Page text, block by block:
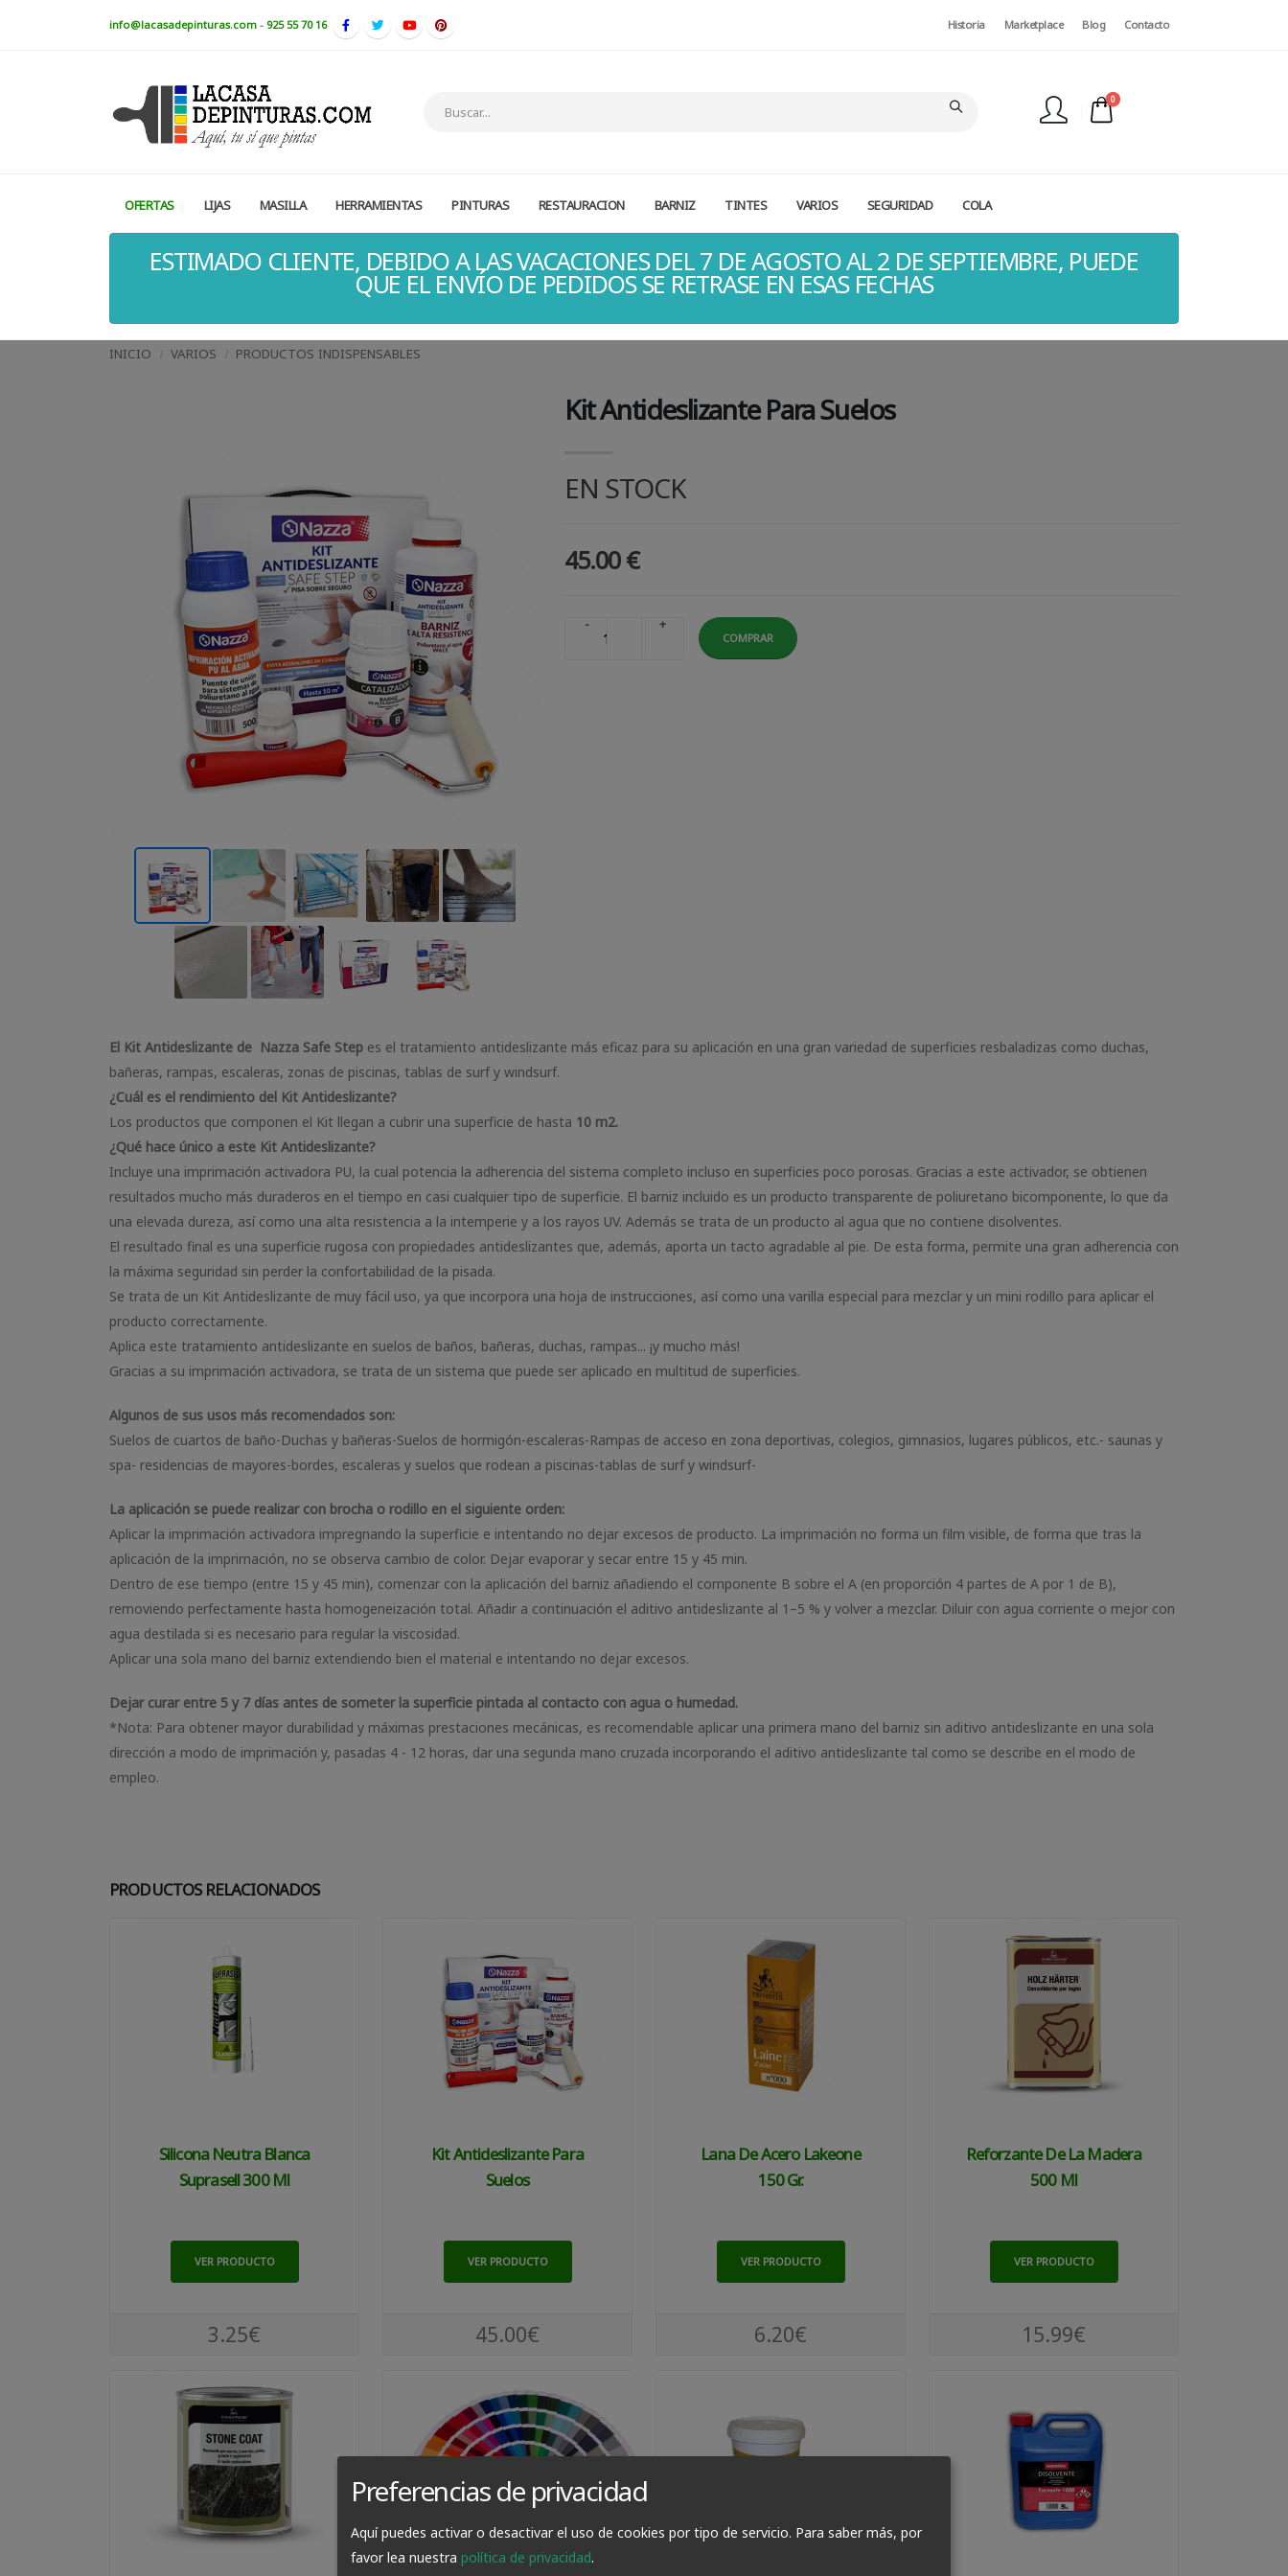
info@lacasadepinturas.com - 925 55 70 16 Historia Marketplace Blog Contacto
0
OFERTAS LIJAS MASILLA HERRAMIENTAS PINTURAS RESTAURACION BARNIZ TINTES VARIOS SEGURIDAD COLA
ESTIMADO CLIENTE, DEBIDO A LAS VACACIONES DEL 7 DE AGOSTO AL 2 DE SEPTIEMBRE, PUEDE
QUE EL ENVÍO DE PEDIDOS SE RETRASE EN ESAS FECHAS
INICIO VARIOS PRODUCTOS INDISPENSABLES
Kit Antideslizante Para Suelos
EN STOCK
45.00 €
- +
COMPRAR
El Kit Antideslizante de Nazza Safe Step es el tratamiento antideslizante más eficaz para su aplicación en una gran variedad de superficies resbaladizas como duchas,
bañeras, rampas, escaleras, zonas de piscinas, tablas de surf y windsurf.
¿Cuál es el rendimiento del Kit Antideslizante?
Los productos que componen el Kit llegan a cubrir una superficie de hasta 10 m2.
¿Qué hace único a este Kit Antideslizante?
Incluye una imprimación activadora PU, la cual potencia la adherencia del sistema completo incluso en superficies poco porosas. Gracias a este activador, se obtienen
resultados mucho más duraderos en el tiempo en casi cualquier tipo de superficie. El barniz incluido es un producto transparente de poliuretano bicomponente, lo que da
una elevada dureza, así como una alta resistencia a la intemperie y a los rayos UV. Además se trata de un producto al agua que no contiene disolventes.
El resultado final es una superficie rugosa con propiedades antideslizantes que, además, aporta un tacto agradable al pie. De esta forma, permite una gran adherencia con
la máxima seguridad sin perder la confortabilidad de la pisada.
Se trata de un Kit Antideslizante de muy fácil uso, ya que incorpora una hoja de instrucciones, así como una varilla especial para mezclar y un mini rodillo para aplicar el
producto correctamente.
Aplica este tratamiento antideslizante en suelos de baños, bañeras, duchas, rampas... ¡y mucho más!
Gracias a su imprimación activadora, se trata de un sistema que puede ser aplicado en multitud de superficies.
Algunos de sus usos más recomendados son:
Suelos de cuartos de baño-Duchas y bañeras-Suelos de hormigón-escaleras-Rampas de acceso en zona deportivas, colegios, gimnasios, lugares públicos, etc.- saunas y
spa- residencias de mayores-bordes, escaleras y suelos que rodean a piscinas-tablas de surf y windsurf-
La aplicación se puede realizar con brocha o rodillo en el siguiente orden:
Aplicar la imprimación activadora impregnando la superficie e intentando no dejar excesos de producto. La imprimación no forma un film visible, de forma que tras la
aplicación de la imprimación, no se observa cambio de color. Dejar evaporar y secar entre 15 y 45 min.
Dentro de ese tiempo (entre 15 y 45 min), comenzar con la aplicación del barniz añadiendo el componente B sobre el A (en proporción 4 partes de A por 1 de B),
removiendo perfectamente hasta homogeneización total. Añadir a continuación el aditivo antideslizante al 1–5 % y volver a mezclar. Diluir con agua corriente o mejor con
agua destilada si es necesario para regular la viscosidad.
Aplicar una sola mano del barniz extendiendo bien el material e intentando no dejar excesos.
Dejar curar entre 5 y 7 días antes de someter la superficie pintada al contacto con agua o humedad.
*Nota: Para obtener mayor durabilidad y máximas prestaciones mecánicas, es recomendable aplicar una primera mano del barniz sin aditivo antideslizante en una sola
dirección a modo de imprimación y, pasadas 4 - 12 horas, dar una segunda mano cruzada incorporando el aditivo antideslizante tal como se describe en el modo de
empleo.
PRODUCTOS RELACIONADOS
Silicona Neutra Blanca
Suprasell 300 Ml
VER PRODUCTO
3.25€
Kit Antideslizante Para
Suelos
VER PRODUCTO
45.00€
Lana De Acero Lakeone
150 Gr.
VER PRODUCTO
6.20€
Reforzante De La Madera
500 Ml
VER PRODUCTO
15.99€
Preferencias de privacidad
Aquí puedes activar o desactivar el uso de cookies por tipo de servicio. Para saber más, por
favor lea nuestra política de privacidad.